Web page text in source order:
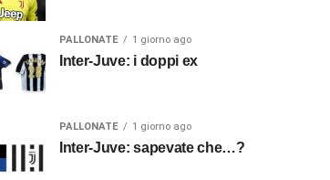
PALLONATE 1 giorno ago
Inter-Juve: i doppi ex
PALLONATE 1 giorno ago
Inter-Juve: sapevate che…?